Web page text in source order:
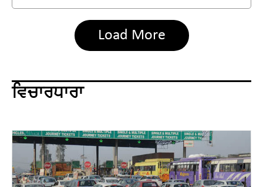
Load More
ਵਿਚਾਰਧਾਰਾ